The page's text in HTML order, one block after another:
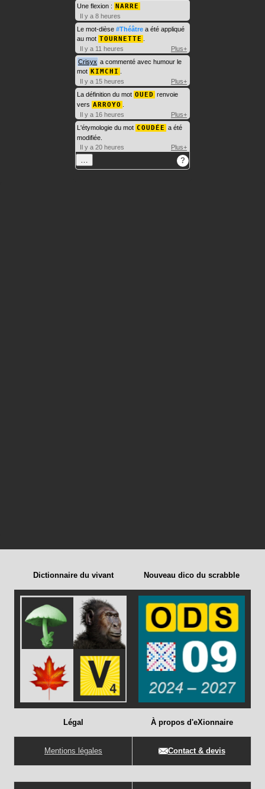
Une flexion : NARRE
Il y a 8 heures
Le mot-dièse #Théâtre a été appliqué
au mot TOURNETTE
Il y a 11 heures
Plus+
Crisyx a commenté avec humour le
mot KIMCHI
Il y a 15 heures
Plus+
La définition du mot OUED renvoie
vers ARROYO
Il y a 16 heures
Plus+
L'étymologie du mot COUDÉE a été
modifiée.
Il y a 20 heures
Plus+
?
Dictionnaire du vivant Nouveau dico du scrabble
Légal
Mentions légales
À propos d'eXionnaire
Contact & devis